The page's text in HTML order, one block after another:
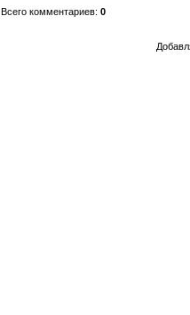
Всего комментариев: 0